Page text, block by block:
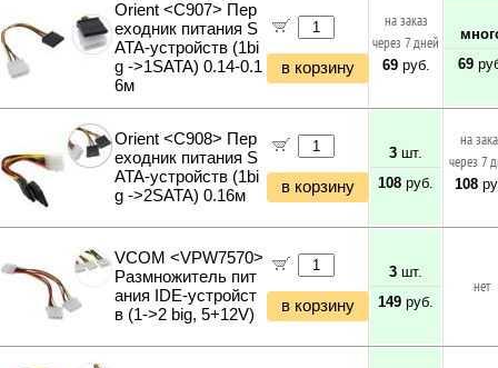
Orient <C907> Пер
еходник питания S
ATA-устройств (1bi
g ->1SATA) 0.14-0.1
6м
в корзину
на заказ
через 7 дней
69руб.
69
Orient <C908> Пер
еходник питания S
ATA-устройств (1bi
g ->2SATA) 0.16м
в корзину
3 шт.
108 руб.
на
через 7
108
VCOM <VPW7570>
Размножитель пит
ания IDE-устройст
в (1->2 big, 5+12V)
в корзину
3 шт.
149 руб.
нет